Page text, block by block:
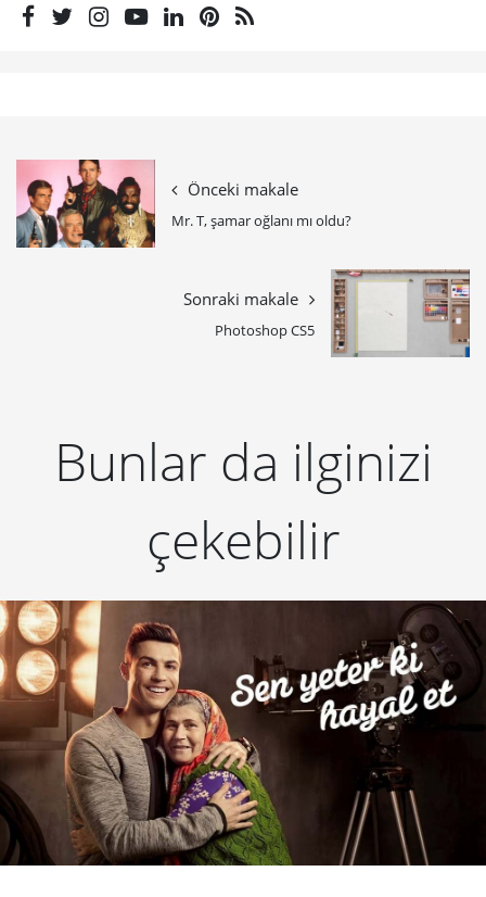
Önceki makale
Mr. T, şamar oğlanı mı oldu?
Sonraki makale
Photoshop CS5
Bunlar da ilginizi
çekebilir